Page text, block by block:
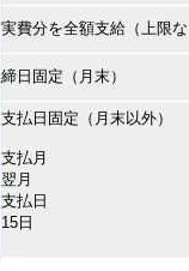
実費分を全額支給（上限な
締日固定（月末）
支払日固定（月末以外）
支払月
翌月
支払日
15日